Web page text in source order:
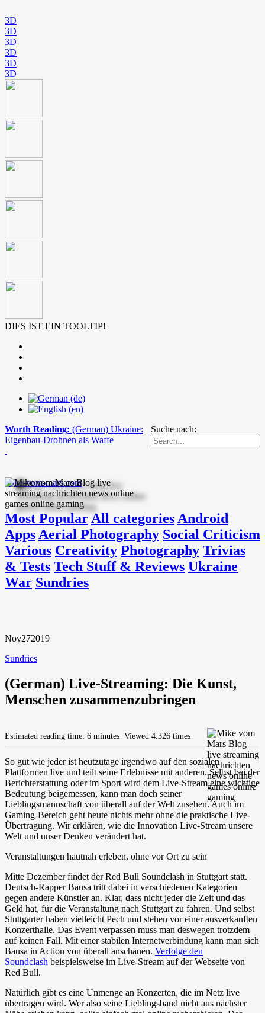
3D
3D
3D
3D
3D
3D
DIES IST EIN TOOLTIP!
Suche nach:
Worth Reading: (German) Ukraine:
Eigenbau-Drohnen als Waffe
mike-vom-mars.com
Most Popular All categories Android
Apps Aerial Photography Social Criticism
Various Creativity Photography Trivias
& Tests Tech Stuff & Reviews Ukraine
War Sundries
Nov272019
Sundries
(German) Live-Streaming: Die Kunst,
Menschen zusammenzubringen
Estimated reading time: 6 minutes Viewed 4.326 times
So gut wie jeder ist heutzutage irgendwo auf den sozialen
Plattformen live und teilt seine Erlebnisse mit anderen. Selbst bei der
Berichterstattung oder im Sport wird dem Live-Stream eine wichtige
Bedeutung beigemessen, kann man doch seiner
Lieblingsmannschaft von überall auf der Welt zusehen. Auch im
Gaming-Bereich geht heute nichts mehr ohne die praktische Live-
Übertragung. Wir erklären, wie die Innovation Live-Stream unsere
Welt und unser Denken verändert hat.
Veranstaltungen hautnah erleben, ohne vor Ort zu sein
Mitte Dezember findet der Red Bull Soundclash in Stuttgart statt.
Deutsch-Rapper Bausa tritt dabei in verschiedenen Kategorien
gegen andere Künstler an. Klar, dass nicht jeder die Zeit und das
Geld hat, für die Veranstaltung nach Stuttgart zu fahren. Und selbst
Stuttgarter haben vielleicht Pech und stehen vor einer ausverkauften
Konzerthalle. Das Event verpassen muss man deswegen trotzdem
auf keinen Fall. Mit einer stabilen Internetverbindung kann man sich
Bausa in Action von überall anschauen. Verfolge den
Soundclash beispielsweise im Live-Stream auf der Webseite von
Red Bull.
Natürlich gibt es eine Unmenge an Konzerten, die im Netz live
übertragen wird. Wer also seine Lieblingsband nicht aus nächster